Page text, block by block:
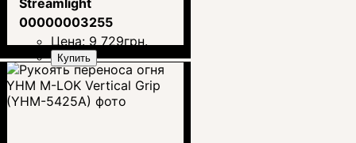
00000003255
Цена: 9 729грн.
Купить